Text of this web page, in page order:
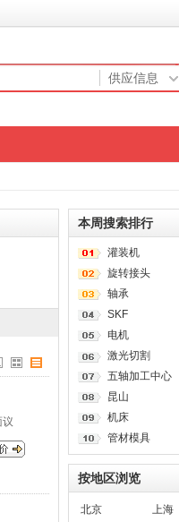
议
本周搜索排行
灌装机
旋转接头
轴承
SKF
电机
激光切割
五轴加工中心
昆山
机床
管材模具
按地区浏览
北京
上海